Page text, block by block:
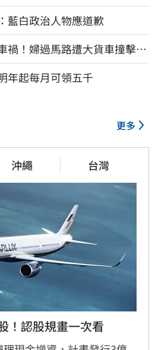
白政治人物應道歉
禍！婦過馬路遭大貨車撞擊…
年起每月可領五千
更多
沖繩 台灣
！認股規畫一次看